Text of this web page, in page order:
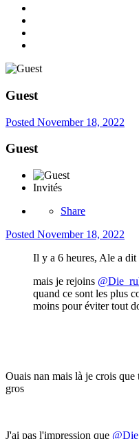
Guest
Posted November 18, 2022
Guest
Invités
Share
Posted November 18, 2022
Il y a 6 heures, Ale a dit
mais je rejoins
quand ce sont les plus
moins pour éviter tout
Ouais nan mais là je crois que
gros
J'ai pas l'impression que